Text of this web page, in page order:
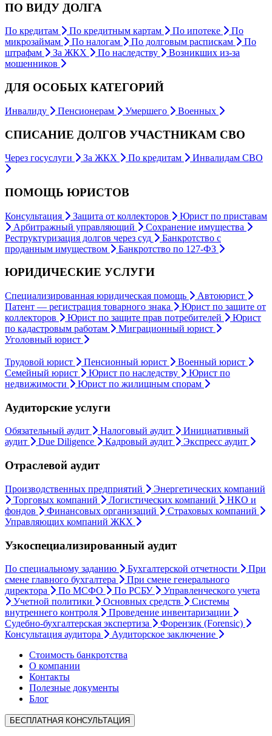
ПО ВИДУ ДОЛГА
По кредитам По кредитным картам По ипотеке
По
микрозаймам
По налогам По долговым распискам
По
штрафам
За ЖКХ По наследству
Возникших из-за
мошенников
ДЛЯ ОСОБЫХ КАТЕГОРИЙ
Инвалиду Пенсионерам Умершего Военных
СПИСАНИЕ ДОЛГОВ УЧАСТНИКАМ СВО
Через госуслуги За ЖКХ По кредитам Инвалидам СВО
ПОМОЩЬ ЮРИСТОВ
Консультация Защита от коллекторов
Юрист по приставам
Арбитражный управляющий
Сохранение имущества
Реструктуризация долгов через суд
Банкротство с
проданным имуществом
Банкротство по 127-ФЗ
ЮРИДИЧЕСКИЕ УСЛУГИ
Специализированная юридическая помощь
Автоюрист
Патент — регистрация товарного знака
Юрист по защите от
коллекторов
Юрист по защите прав потребителей
Юрист
по кадастровым работам
Миграционный юрист
Уголовный юрист
Трудовой юрист Пенсионный юрист
Военный юрист
Семейный юрист
Юрист по наследству
Юрист по
недвижимости
Юрист по жилищным спорам
Аудиторские услуги
Обязательный аудит Налоговый аудит
Инициативный
аудит
Due Diligence Кадровый аудит Экспресс аудит
Отраслевой аудит
Производственных предприятий
Энергетических компаний
Торговых компаний
Логистических компаний
НКО и
фондов
Финансовых организаций
Страховых компаний
Управляющих компаний ЖКХ
Узкоспециализированный аудит
По специальному заданию Бухгалтерской отчетности
При
смене главного бухгалтера
При смене генерального
директора
По МСФО По РСБУ
Управленческого учета
Учетной политики
Основных средств
Системы
внутреннего контроля
Проведение инвентаризации
Судебно-бухгалтерская экспертиза
Форензик (Forensic)
Консультация аудитора
Аудиторское заключение
Стоимость банкротства
О компании
Контакты
Полезные документы
Блог
БЕСПЛАТНАЯ КОНСУЛЬТАЦИЯ